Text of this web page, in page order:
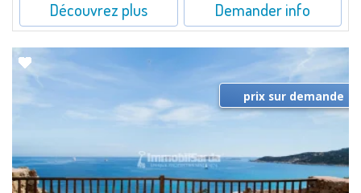
Découvrez plus Demander info
prix sur demande